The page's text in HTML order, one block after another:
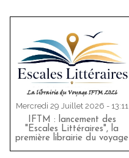
Mercredi 29 Juillet 2026 - 13:11
IFTM : lancement des
"Escales Littéraires", la
première librairie du voyage